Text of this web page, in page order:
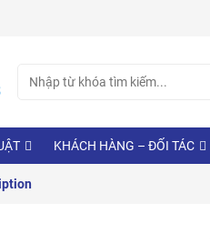
for:
KHÁCH HÀNG – ĐỐI TÁC